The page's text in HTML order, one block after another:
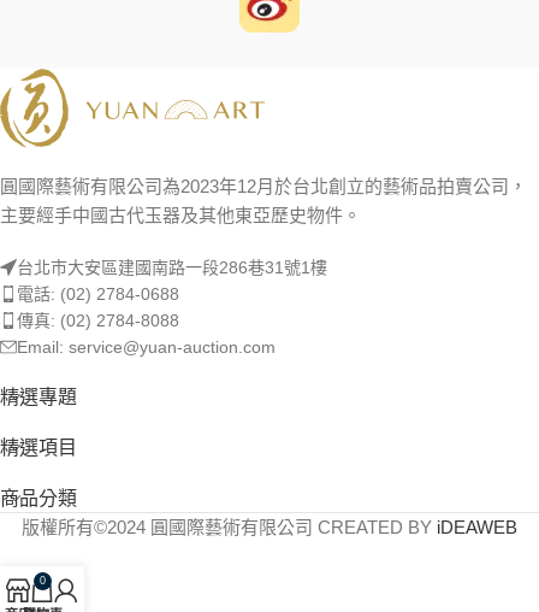
圓國際藝術有限公司為2023年12月於台北創立的藝術品拍賣公司，
主要經手中國古代玉器及其他東亞歷史物件。
台北市大安區建國南路一段286巷31號1樓
電話: (02) 2784-0688
傳真: (02) 2784-8088
Email: service@yuan-auction.com
精選專題
精選項目
商品分類
版權所有©2024 圓國際藝術有限公司 CREATED BY iDEAWEB
0